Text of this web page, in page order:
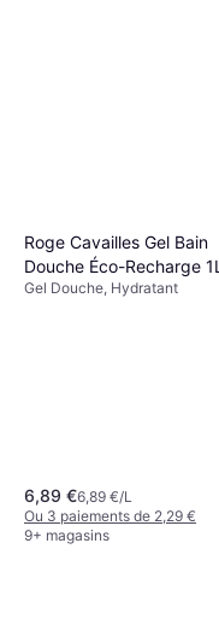
Roge Cavailles Gel Bain
Douche Éco-Recharge 1L
1000ml
Gel Douche, Hydratant
6,89 €6,89 €/L
Ou 3 paiements de 2,29 €
9+ magasins